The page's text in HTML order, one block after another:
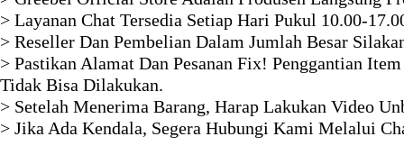
> Layanan Chat Tersedia Setiap Hari Pukul 10.00-
> Reseller Dan Pembelian Dalam Jumlah Besar
> Pastikan Alamat Dan Pesanan Fix! Penggantian
Tidak Bisa Dilakukan.
> Setelah Menerima Barang, Harap Lakukan Video
> Jika Ada Kendala, Segera Hubungi Kami Melalui